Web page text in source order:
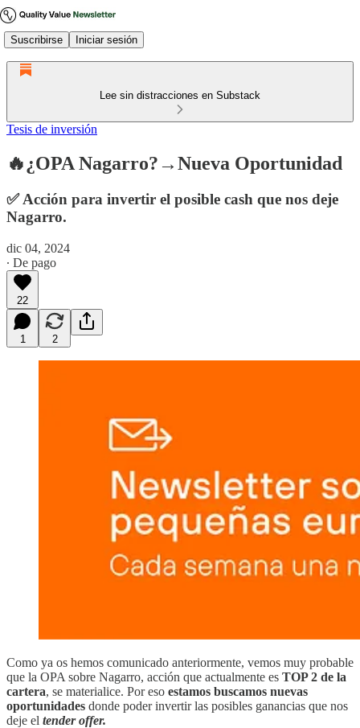
Suscribirse Iniciar sesión
Lee sin distracciones en Substack
Tesis de inversión
🔥¿OPA Nagarro?→Nueva Oportunidad
✅ Acción para invertir el posible cash que nos deje
Nagarro.
dic 04, 2024
∙ De pago
22
1 2
Como ya os hemos comunicado anteriormente, vemos muy probable
que la OPA sobre Nagarro, acción que actualmente es TOP 2 de la
cartera, se materialice. Por eso estamos buscamos nuevas
oportunidades donde poder invertir las posibles ganancias que nos
deje el tender offer.